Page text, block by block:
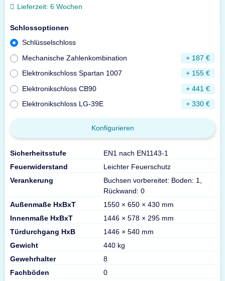
Lieferzeit: 6 Wochen
Schlossoptionen
Schlüsselschloss
Mechanische Zahlenkombination
+ 187 €
Elektronikschloss Spartan 1007
+ 155 €
Elektronikschloss CB90
+ 441 €
Elektronikschloss LG-39E
+ 330 €
Konfigurieren
Sicherheitsstufe
EN1 nach EN1143-1
Feuerwiderstand
Leichter Feuerschutz
Verankerung
Buchsen vorbereitet: Boden: 1,
Rückwand: 0
Außenmaße HxBxT
1550 × 650 × 430 mm
Innenmaße HxBxT
1446 × 578 × 295 mm
Türdurchgang HxB
1446 × 540 mm
Gewicht
440 kg
Gewehrhalter
8
Fachböden
0